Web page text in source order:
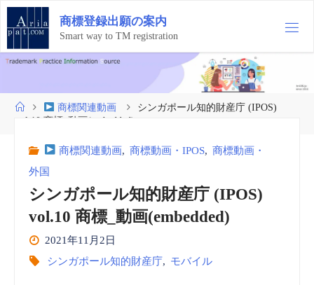
コ
テ
ン
ツ
ス
商標登録出願の案内
Smart way to TM registration
ホ
ー
商標関連動画
シンガポール知的財産庁 (IPOS)
vol.10 商標_動画(embedded)
商標関連動画, 商標動画・IPOS, 商標動画・
外国
シンガポール知的財産庁 (IPOS)
vol.10 商標_動画(embedded)
2021年11月2日
シンガポール知的財産庁, モバイル